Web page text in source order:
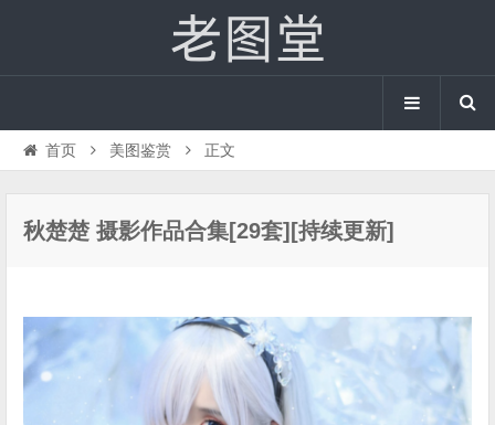
首页 美图鉴赏 正文
秋楚楚 摄影作品合集[29套][持续更新]